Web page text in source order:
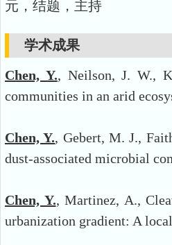
元，结题，主持
学术成果
Chen, Y., Neilson, J. W.,
communities in an arid
Chen, Y., Gebert, M. J.,
dust-associated microbial
Chen, Y., Martinez, A.,
urbanization gradient: A